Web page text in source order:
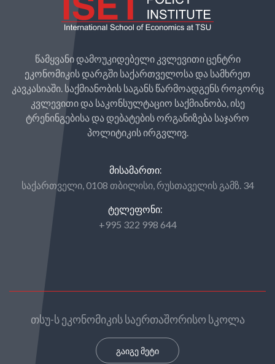
წამყვანი დამოუკიდებელი კვლევითი ცენტრი
ეკონომიკის დარგში საქართველოსა და სამხრეთ
კავკასიაში. საქმიანობის საგანს წარმოადგენს როგორც
კვლევითი და საკონსულტაციო საქმიანობა, ისე
ტრენინგებისა და დებატების ორგანიზება საჯარო
პოლიტიკის ირგვლივ.
ᲛᲘᲡᲐᲛᲐᲠᲗᲘ:
საქართველი, 0108 თბილისი, რუსთაველის გამზ. 34
ᲢᲔᲚᲔᲤᲝᲜᲘ:
+995 322 998 644
თსუ-ს ეკონომიკის საერთაშორისო სკოლა
გაიგე მეტი